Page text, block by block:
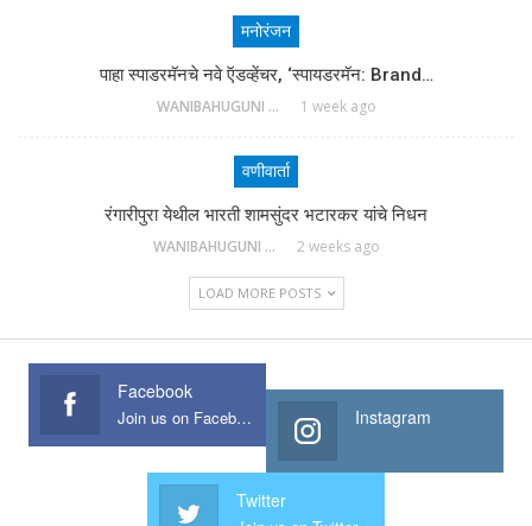
मनोरंजन
पाहा स्पाडरमॅनचे नवे ऍडव्हेंचर, ‘स्पायडरमॅन: Brand…
WANIBAHUGUNI DESK 1 week ago
वणीवार्ता
रंगारीपुरा येथील भारती शामसुंदर भटारकर यांचे निधन
WANIBAHUGUNI DESK 2 weeks ago
LOAD MORE POSTS
Facebook
Join us on Facebook Instagram
Twitter